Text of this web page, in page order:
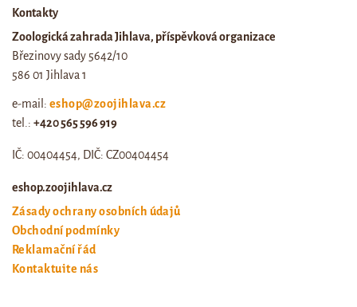
Kontakty
Zoologická zahrada Jihlava, příspěvková organizace
Březinovy sady 5642/10
586 01 Jihlava 1
e-mail: eshop@zoojihlava.cz
tel.: +420 565 596 919
IČ: 00404454, DIČ: CZ00404454
eshop.zoojihlava.cz
Zásady ochrany osobních údajů
Obchodní podmínky
Reklamační řád
Kontaktujte nás